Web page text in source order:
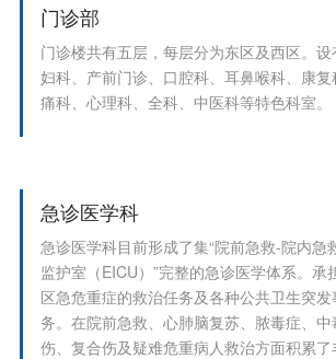
门诊部
门诊楼共有五层，每层分为东区及西区。设
妇科、产前门诊、口腔科、耳鼻喉科、康
痛科、心理科、全科、中医科等特色科室。
急诊医学科
急诊医学科目前形成了集“院前急救-院内急
监护室（EICU）”完整的急诊医学体系。承
区急危重症的救治任务及各种公共卫生突
务。在院前急救、心肺脑复苏、脓毒症、
伤、复合伤及疑难危重病人救治方面积累